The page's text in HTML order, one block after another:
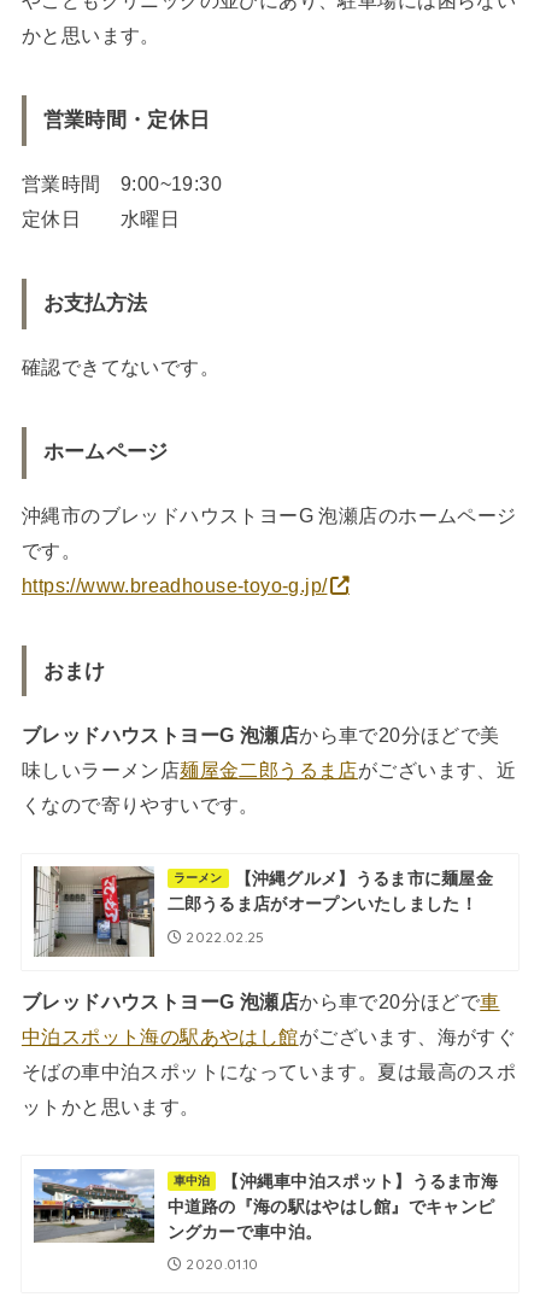
かと思います。
営業時間・定休日
営業時間 9:00~19:30
定休日 水曜日
お支払方法
確認できてないです。
ホームページ
沖縄市のブレッドハウストヨーG 泡瀬店のホームページ
です。
https://www.breadhouse-toyo-g.jp/
おまけ
ブレッドハウストヨーG 泡瀬店から車で20分ほどで美
味しいラーメン店麺屋金二郎うるま店がございます、近
くなので寄りやすいです。
ラーメン
【沖縄グルメ】うるま市に麺屋金
二郎うるま店がオープンいたしました！
2022.02.25
ブレッドハウストヨーG 泡瀬店から車で20分ほどで車
中泊スポット海の駅あやはし館がございます、海がすぐ
そばの車中泊スポットになっています。夏は最高のスポ
ットかと思います。
車中泊
【沖縄車中泊スポット】うるま市海
中道路の『海の駅はやはし館』でキャンピ
ングカーで車中泊。
2020.01.10